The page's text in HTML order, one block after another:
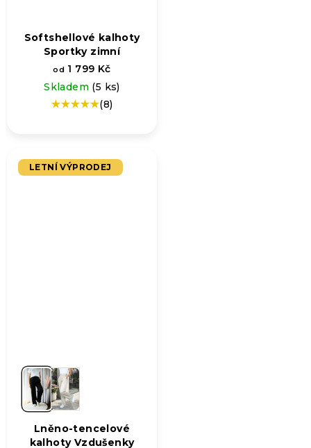
Softshellové kalhoty
Sportky zimní
od 1 799 Kč
Skladem (5 ks)
Průměrné
5,0
z
(8)
LETNÍ VÝPRODEJ
Lněno-tencelové
kalhoty Vzdušenky